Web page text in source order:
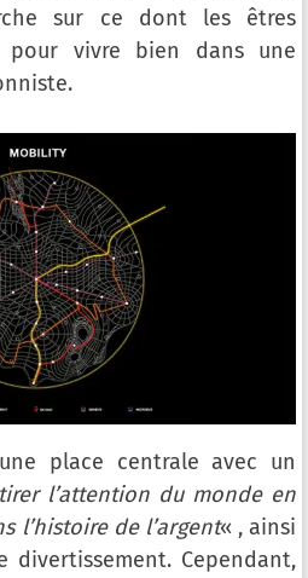
sur ce dont les êtres
pour vivre bien dans une
place centrale avec un
l’attention du monde en
l’histoire de l’argent« , ainsi
divertissement. Cependant,